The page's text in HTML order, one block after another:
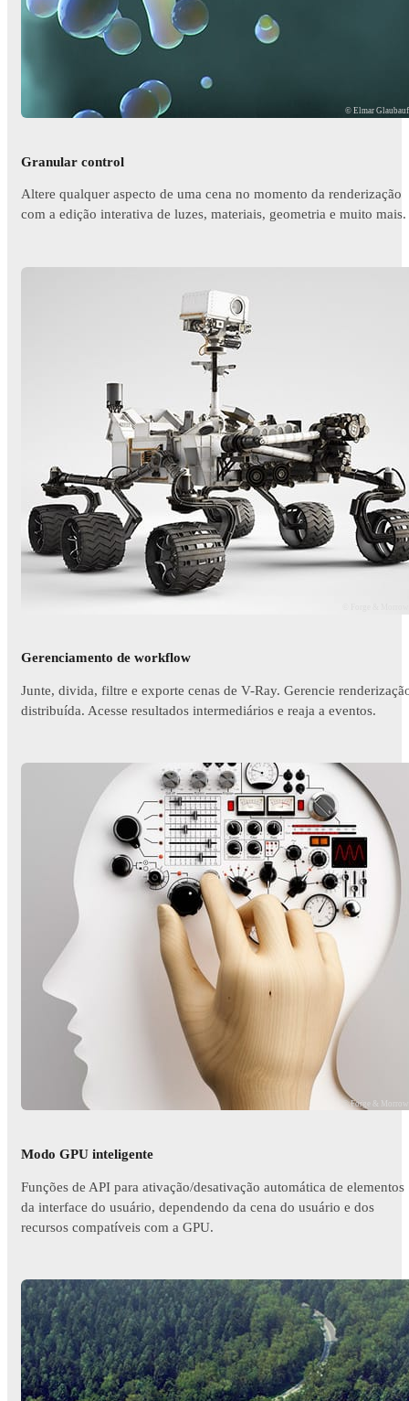
© Elmar Glaubauf
Granular control
Altere qualquer aspecto de uma cena no momento da renderização
com a edição interativa de luzes, materiais, geometria e muito mais.
Gerenciamento de workflow
Junte, divida, filtre e exporte cenas de V-Ray. Gerencie
distribuída. Acesse resultados intermediários e reaja a eventos.
© Forge & Morrow
Modo GPU inteligente
Funções de API para ativação/desativação automática de elementos
da interface do usuário, dependendo da cena do usuário e dos
recursos compatíveis com a GPU.